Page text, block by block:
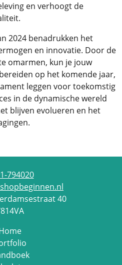
en verhoogt de
2024 benadrukken het
en innovatie. Door de
omarmen, kun je jouw
op het komende jaar,
leggen voor toekomstig
in de dynamische wereld
blijven evolueren en het
794020
40